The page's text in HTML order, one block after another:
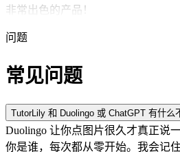
非常出色的产品！
问题
常见问题
TutorLily 和 Duolingo 或 ChatGPT 有什么
Duolingo 让你点图片很久才真正说
你是谁，每次都从零开始。我会记